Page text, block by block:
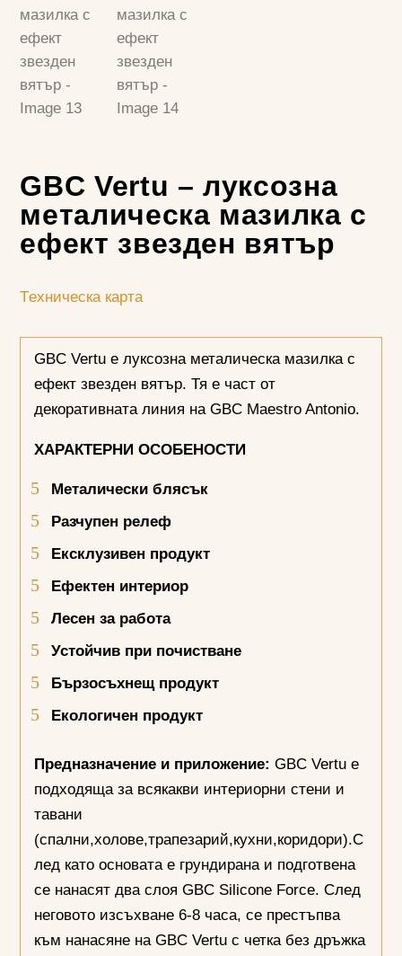
GBC Vertu – луксозна
металическа мазилка с
ефект звезден вятър
Tехническа карта
GBC Vertu е луксозна металическа мазилка с
ефект звезден вятър. Тя е част от
декоративната линия на GBC Maestro Antonio.
ХАРАКТЕРНИ ОСОБЕНОСТИ
Металически блясък
Разчупен релеф
Ексклузивен продукт
Ефектен интериор
Лесен за работа
Устойчив при почистване
Бързосъхнещ продукт
Екологичен продукт
Предназначение и приложение: GBC Vertu е
подходяща за всякакви интериорни стени и
тавани
(спални,холове,трапезарий,кухни,коридори).С
лед като основата е грундирана и подготвена
се нанасят два слоя GBC Silicone Force. След
неговото изсъхване 6-8 часа, се престъпва
към нанасяне на GBC Vertu с четка без дръжка